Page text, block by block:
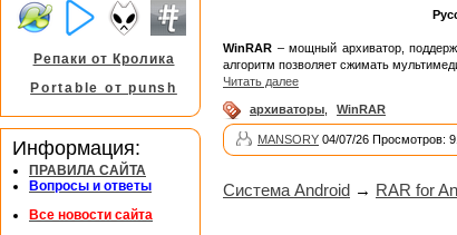
WinRAR – мощный архиватор,
алгоритм позволяет сжимать
Читать далее
архиваторы WinRAR
MANSORY 04/07/26 Просмотров:
Система Android → RAR for
Репаки от Кролика
Portable от punsh
Информация:
ПРАВИЛА САЙТА
Вопросы и ответы
Все новости сайта